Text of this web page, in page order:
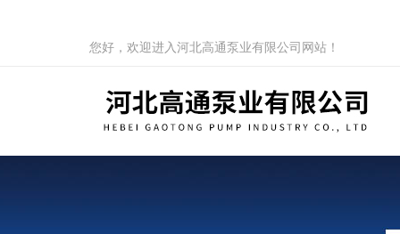
您好，欢迎进入河北高通泵业有限公司网站！